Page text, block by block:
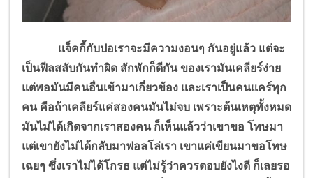
แจ็คกี้กับปอเราจะมีความงอนๆ กันอยู่แล้ว แต่จะ
เป็นฟีลสลับกันทำผิด สักพักก็ดีกัน ของเรามันเคลียร์ง่าย
แต่พอมันมีคนอื่นเข้ามาเกี่ยวข้อง และเราเป็นคนแคร์ทุก
คน คือถ้าเคลียร์แค่สองคนมันไม่จบ เพราะต้นเหตุทั้งหมด
มันไม่ได้เกิดจากเราสองคน ก็เห็นแล้วว่าเขาขอ โทษมา
แต่เขายังไม่ได้กลับมาฟอลโล่เรา เขาแค่เขียนมาขอโทษ
เฉยๆ ซึ่งเราไม่ได้โกรธ แต่ไม่รู้ว่าควรตอบยังไงดี ก็เลยรอ